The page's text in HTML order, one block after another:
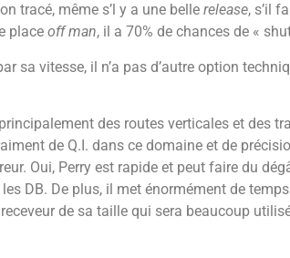
tracé, même s’l y a une belle release, s’il
place off man, il a 70% de chances de «
sa vitesse, il n’a pas d’autre option
des routes verticales et des
de Q.I. dans ce domaine et de
Oui, Perry est rapide et peut faire du
DB. De plus, il met énormément de
de sa taille qui sera beaucoup